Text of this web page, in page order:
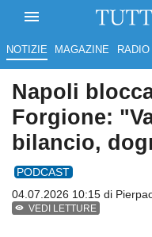
NOTIZIE MAGAZINE RADIO
Napoli
Forgione:
bilancio,
PODCAST
04.07.2026 10:15 di
VEDI LETTURE